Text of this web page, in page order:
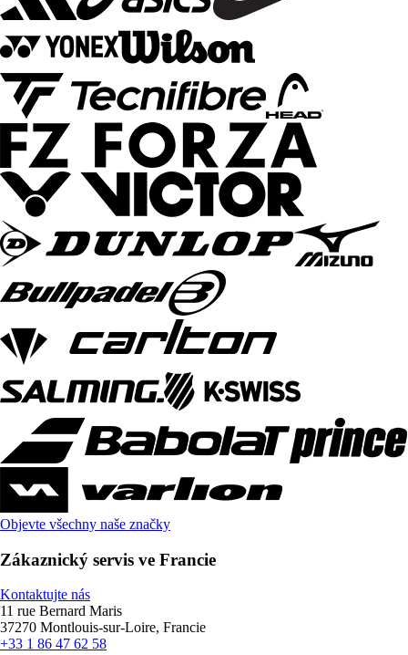
Objevte všechny naše značky
Zákaznický servis ve Francie
Kontaktujte nás
11 rue Bernard Maris
37270 Montlouis-sur-Loire, Francie
+33 1 86 47 62 58